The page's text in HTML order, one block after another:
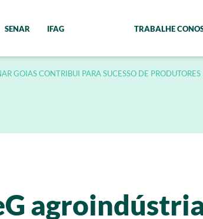
SENAR IFAG TRABALHE
GOIAS CONTRIBUI PARA SUCESSO DE PRODUTORES